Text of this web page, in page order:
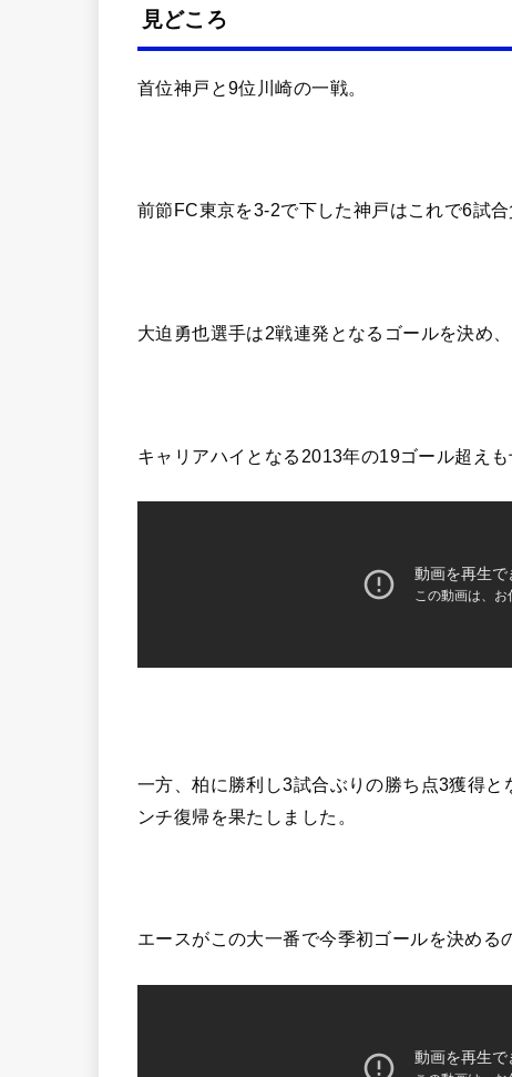
見どころ
首位神戸と9位川崎の一戦。
前節FC東京を3-2で下した神戸はこれで6試合
大迫勇也選手は2戦連発となるゴールを決め
キャリアハイとなる2013年の19ゴール超え
一方、柏に勝利し3試合ぶりの勝ち点3獲得
ンチ復帰を果たしました。
エースがこの大一番で今季初ゴールを決める